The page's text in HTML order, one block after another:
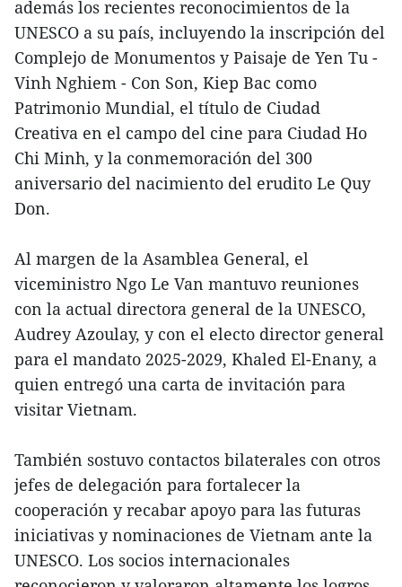
además los recientes reconocimientos de la
UNESCO a su país, incluyendo la inscripción del
Complejo de Monumentos y Paisaje de Yen Tu -
Vinh Nghiem - Con Son, Kiep Bac como
Patrimonio Mundial, el título de Ciudad
Creativa en el campo del cine para Ciudad Ho
Chi Minh, y la conmemoración del 300
aniversario del nacimiento del erudito Le Quy
Don.
Al margen de la Asamblea General, el
viceministro Ngo Le Van mantuvo reuniones
con la actual directora general de la UNESCO,
Audrey Azoulay, y con el electo director general
para el mandato 2025-2029, Khaled El-Enany, a
quien entregó una carta de invitación para
visitar Vietnam.
También sostuvo contactos bilaterales con otros
jefes de delegación para fortalecer la
cooperación y recabar apoyo para las futuras
iniciativas y nominaciones de Vietnam ante la
UNESCO. Los socios internacionales